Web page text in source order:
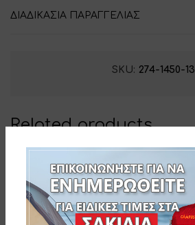
ΔΙΑΔΙΚΑΣΙΑ ΠΑΡΑΓΓΕΛΙΑΣ
SKU: 274-1450-13
Related products